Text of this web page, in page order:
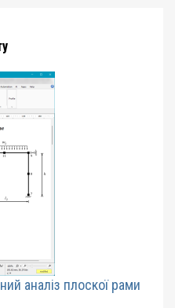
аналіз плоскої рами